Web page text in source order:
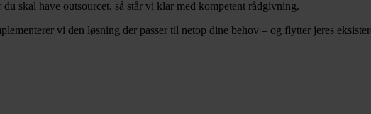
skal have outsourcet, så står vi klar med kompetent rådgivning.
vi den løsning der passer til netop dine behov – og flytter jeres